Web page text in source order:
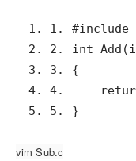
5. 5. }
vim Sub.c